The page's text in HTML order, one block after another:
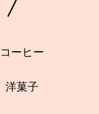
コーヒー
洋菓子